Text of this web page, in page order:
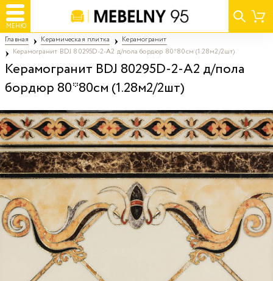
МЕНЮ
Главная Керамическая плитка
Керамогранит
Керамогранит BDJ 80295D-2-A2 д/пола бордюр 80*80см (1.28м2/2шт)
Керамогранит BDJ 80295D-2-A2 д/пола
бордюр 80*80см (1.28м2/2шт)